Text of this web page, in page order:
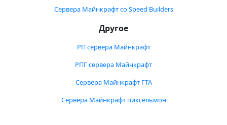
Сервера Майнкрафт со Speed Builders
Другое
РП сервера Майнкрафт
РПГ сервера Майнкрафт
Сервера Майнкрафт ГТА
Сервера Майнкрафт пиксельмон